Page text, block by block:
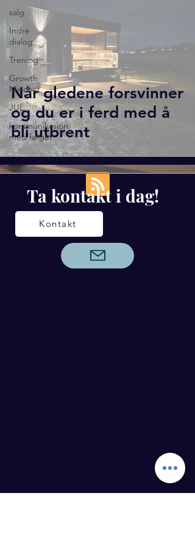
salg
Indre
dialog
Trening
Growth
Mindset
JUL
kommunikasjon
med farger
Når gledene forsvinner
og du er i ferd med å
bli utbrent
Ta kontakt i dag!
Kontakt